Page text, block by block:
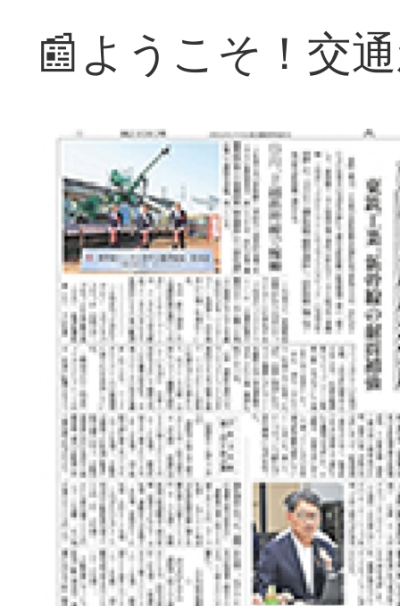
📰ようこそ！交